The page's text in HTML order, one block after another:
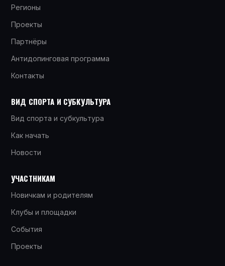
Регионы
Проекты
Партнёры
Антидопинговая программа
Контакты
ВИД СПОРТА И СУБКУЛЬТУРА
Вид спорта и субкультура
Как начать
Новости
УЧАСТНИКАМ
Новичкам и родителям
Клубы и площадки
События
Проекты